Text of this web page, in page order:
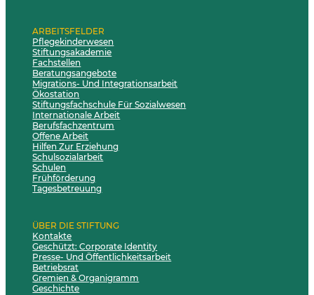
ARBEITSFELDER
Pflegekinderwesen
Stiftungsakademie
Fachstellen
Beratungsangebote
Migrations- Und Integrationsarbeit
Ökostation
Stiftungsfachschule Für Sozialwesen
Internationale Arbeit
Berufsfachzentrum
Offene Arbeit
Hilfen Zur Erziehung
Schulsozialarbeit
Schulen
Frühförderung
Tagesbetreuung
ÜBER DIE STIFTUNG
Kontakte
Geschützt: Corporate Identity
Presse- Und Öffentlichkeitsarbeit
Betriebsrat
Gremien & Organigramm
Geschichte